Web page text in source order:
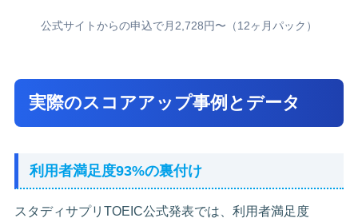
公式サイトからの申込で月2,728円〜（12ヶ月パック）
実際のスコアアップ事例とデータ
利用者満足度93%の裏付け
スタディサプリTOEIC公式発表では、利用者満足度